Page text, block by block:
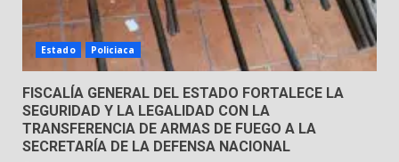
Estado Policiaca
FISCALÍA GENERAL DEL ESTADO FORTALECE LA
SEGURIDAD Y LA LEGALIDAD CON LA
TRANSFERENCIA DE ARMAS DE FUEGO A LA
SECRETARÍA DE LA DEFENSA NACIONAL